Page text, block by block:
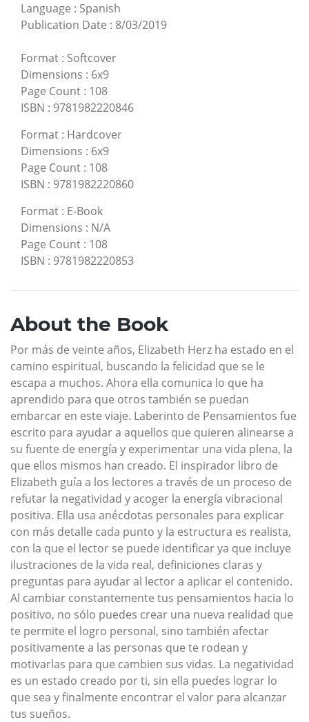
Language : Spanish
Publication Date : 8/03/2019
Format : Softcover
Dimensions : 6x9
Page Count : 108
ISBN : 9781982220846
Format : Hardcover
Dimensions : 6x9
Page Count : 108
ISBN : 9781982220860
Format : E-Book
Dimensions : N/A
Page Count : 108
ISBN : 9781982220853
About the Book
Por más de veinte años, Elizabeth Herz ha estado en el
camino espiritual, buscando la felicidad que se le
escapa a muchos. Ahora ella comunica lo que ha
aprendido para que otros también se puedan
embarcar en este viaje. Laberinto de Pensamientos fue
escrito para ayudar a aquellos que quieren alinearse a
su fuente de energía y experimentar una vida plena, la
que ellos mismos han creado. El inspirador libro de
Elizabeth guía a los lectores a través de un proceso de
refutar la negatividad y acoger la energía vibracional
positiva. Ella usa anécdotas personales para explicar
con más detalle cada punto y la estructura es realista,
con la que el lector se puede identificar ya que incluye
ilustraciones de la vida real, definiciones claras y
preguntas para ayudar al lector a aplicar el contenido.
Al cambiar constantemente tus pensamientos hacia lo
positivo, no sólo puedes crear una nueva realidad que
te permite el logro personal, sino también afectar
positivamente a las personas que te rodean y
motivarlas para que cambien sus vidas. La negatividad
es un estado creado por ti, sin ella puedes lograr lo
que sea y finalmente encontrar el valor para alcanzar
tus sueños.